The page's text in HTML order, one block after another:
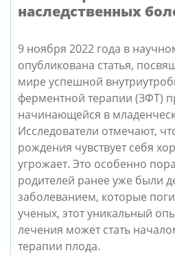
наследственных
9 ноября 2022 года в
опубликована статья,
мире успешной
ферментной терапии (ЗФТ)
начинающейся в
Исследователи отмечают,
рождения чувствует себя
угрожает. Это особенно
родителей ранее уже были
заболеванием, которые
ученых, этот уникальный
лечения может стать
терапии плода.